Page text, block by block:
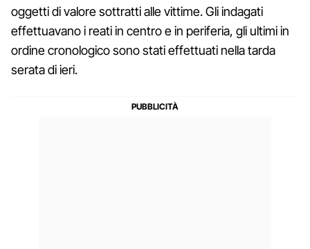
oggetti di valore sottratti alle vittime. Gli indagati
effettuavano i reati in centro e in periferia, gli ultimi in
ordine cronologico sono stati effettuati nella tarda
serata di ieri.